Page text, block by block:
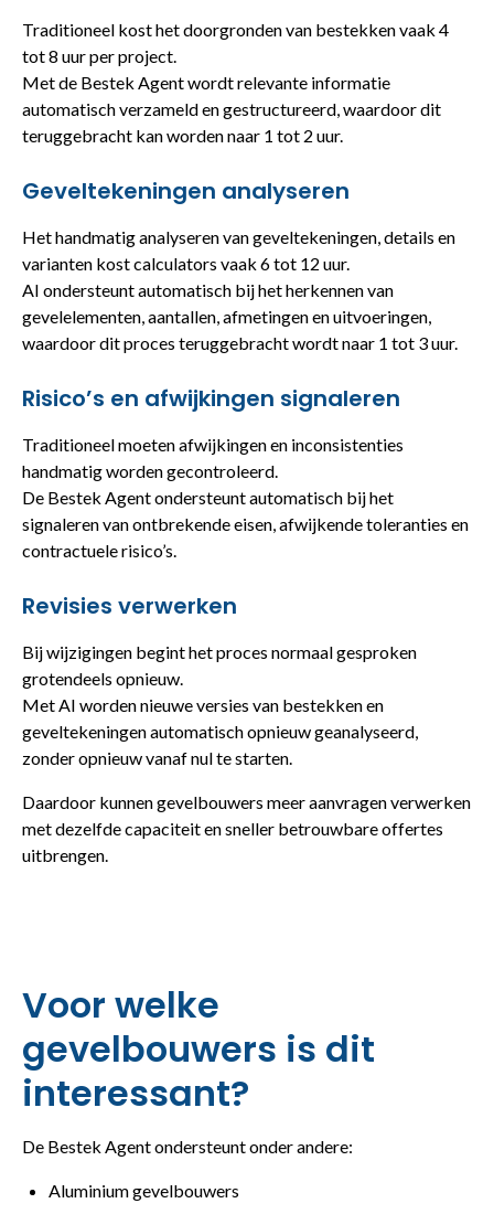
Traditioneel kost het doorgronden van bestekken vaak 4
tot 8 uur per project.
Met de Bestek Agent wordt relevante informatie
automatisch verzameld en gestructureerd, waardoor dit
teruggebracht kan worden naar 1 tot 2 uur.
Geveltekeningen analyseren
Het handmatig analyseren van geveltekeningen, details en
varianten kost calculators vaak 6 tot 12 uur.
AI ondersteunt automatisch bij het herkennen van
gevelelementen, aantallen, afmetingen en uitvoeringen,
waardoor dit proces teruggebracht wordt naar 1 tot 3 uur.
Risico’s en afwijkingen signaleren
Traditioneel moeten afwijkingen en inconsistenties
handmatig worden gecontroleerd.
De Bestek Agent ondersteunt automatisch bij het
signaleren van ontbrekende eisen, afwijkende toleranties en
contractuele risico’s.
Revisies verwerken
Bij wijzigingen begint het proces normaal gesproken
grotendeels opnieuw.
Met AI worden nieuwe versies van bestekken en
geveltekeningen automatisch opnieuw geanalyseerd,
zonder opnieuw vanaf nul te starten.
Daardoor kunnen gevelbouwers meer aanvragen verwerken
met dezelfde capaciteit en sneller betrouwbare offertes
uitbrengen.
Voor welke
gevelbouwers is dit
interessant?
De Bestek Agent ondersteunt onder andere:
Aluminium gevelbouwers